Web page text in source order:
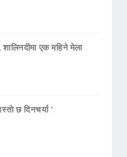
एक महिने मेला
छ दिनचर्या ’